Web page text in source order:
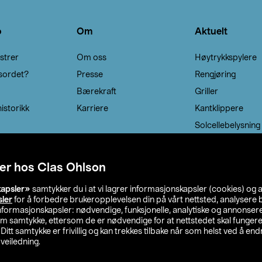
hos Clas Ohlson
samtykker du i at vi lagrer informasjonskapsler (cookies) og
for å forbedre brukeropplevelsen din på vårt nettsted, analysere
nødvendige, funksjonelle, analytiske og
samtykke, ettersom de er nødvendige for at nettstedet skal
Ditt samtykke er frivillig og kan trekkes tilbake når som helst ved å
Om
Om oss
Presse
Bærekraft
Karriere
Aktuelt
Høytrykkspylere
Rengjøring
Griller
Kantklippere
Solcellebelysning